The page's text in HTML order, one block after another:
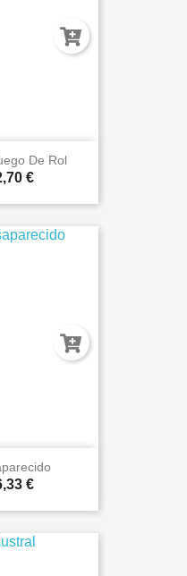
De Rol
€
€